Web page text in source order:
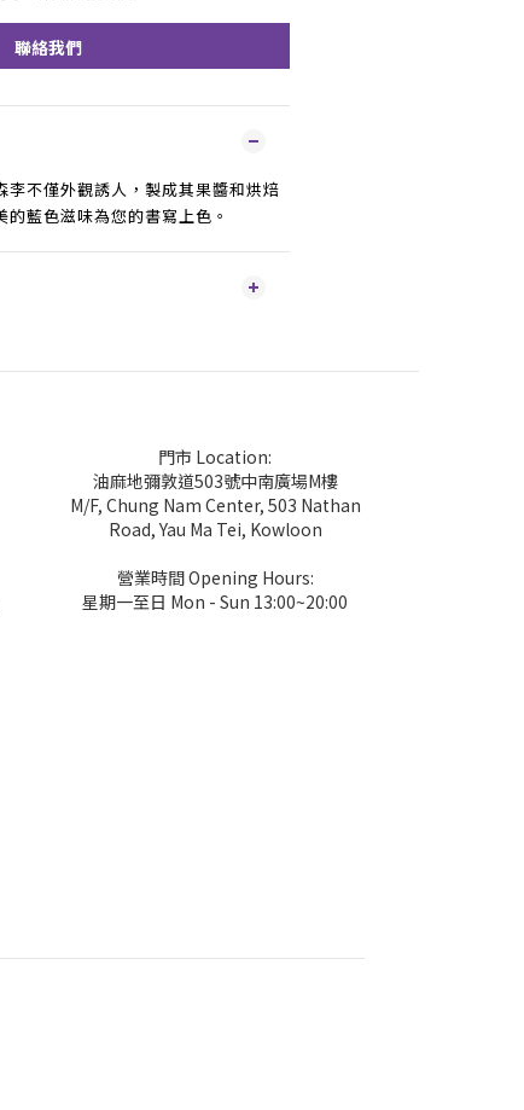
聯絡我們
李不僅外觀誘人，製成其果醬和烘焙
藍色滋味為您的書寫上色。
門市 Location:
油麻地彌敦道503號中南廣場M樓
M/F, Chung Nam Center, 503 Nathan
Road, Yau Ma Tei, Kowloon
營業時間 Opening Hours:
星期一至日 Mon - Sun 13:00~20:00